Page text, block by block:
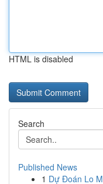
HTML is disabled
Search
Published News
1 Dự Đoán Lo